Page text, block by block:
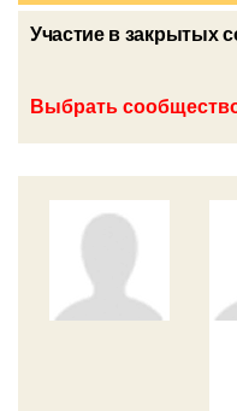
Участие в закрытых
Выбрать